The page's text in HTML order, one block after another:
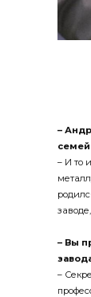
–
– И то
– Вы
–